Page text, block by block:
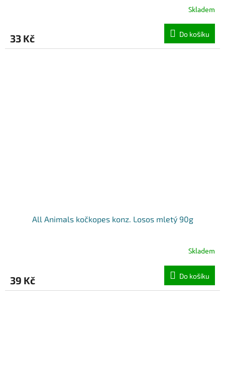
Skladem
33 Kč Do košíku
All Animals kočkopes konz. Losos mletý 90g
Skladem
39 Kč Do košíku